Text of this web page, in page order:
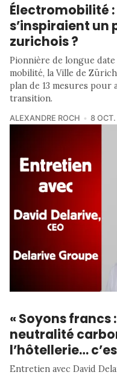
Électromobilité :
s’inspiraient un
zurichois ?
Pionnière de longue
mobilité, la Ville de
plan de 13 mesures pour
transition.
ALEXANDRE ROCH 8
« Soyons
neutralité
l’hôtellerie…
Entretien avec David